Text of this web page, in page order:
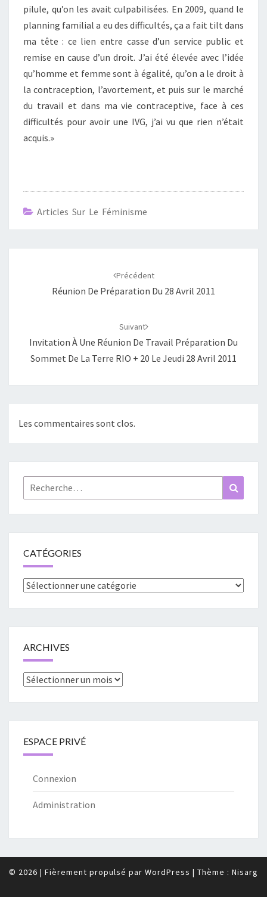
pilule, qu’on les avait culpabilisées. En 2009, quand le
planning familial a eu des difficultés, ça a fait tilt dans
ma tête : ce lien entre casse d’un service public et
remise en cause d’un droit. J’ai été élevée avec l’idée
qu’homme et femme sont à égalité, qu’on a le droit à
la contraception, l’avortement, et puis sur le marché
du travail et dans ma vie contraceptive, face à ces
difficultés pour avoir une IVG, j’ai vu que rien n’était
acquis.»
Articles Sur Le Féminisme
Précédent
Réunion De Préparation Du 28 Avril 2011
Suivant
Invitation À Une Réunion De Travail Préparation Du
Sommet De La Terre RIO + 20 Le Jeudi 28 Avril 2011
Les commentaires sont clos.
Rechercher :
CATÉGORIES
Catégories
ARCHIVES
Archives
ESPACE PRIVÉ
Connexion
Administration
© 2026 | Fièrement propulsé par WordPress | Thème : Nisarg